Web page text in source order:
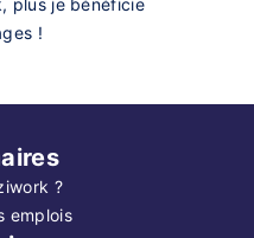
plus je bénéficie
!
?
emplois